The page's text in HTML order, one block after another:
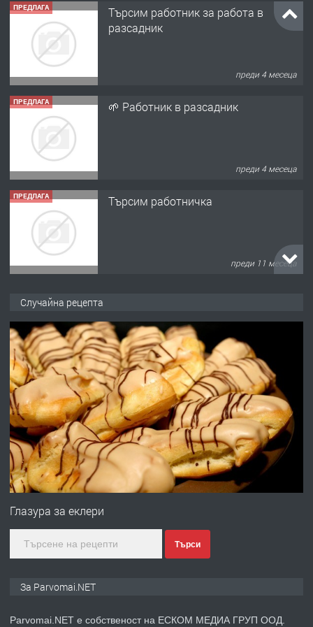
ПРЕДЛАГА
Търсим работник за работа в
разсадник
преди 4 месеца
ПРЕДЛАГА 🌱 Работник в разсадник
преди 4 месеца
ПРЕДЛАГА Търсим работничка
преди 11 месеца
преди 1 година
ПРЕДЛАГА Работа за общи работници
преди 1 година
ПРЕДЛАГА
Първи поход "По стъпките на Ангел
Случайна рецепта
Глазура за еклери
Търси
За Parvomai.NET
Parvomai.NET е собственост на ЕСКОМ МЕДИА ГРУП ООД.